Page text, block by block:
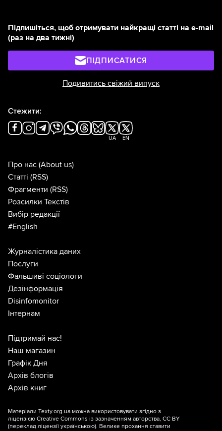
Підпишіться, щоб отримувати найкращі статті на e-mail
(раз на два тижні)
ПІДПИСАТИСЯ
Подивитись свіжий випуск
Стежити:
UA EN
Про нас (About us)
Статті (RSS)
Фрагменти (RSS)
Розсилки Текстів
Вибір редакції
#English
Журналістика даних
Послуги
Фальшиві соціологи
Дезінформація
Disinfomonitor
Інтернам
Підтримай нас!
Наш магазин
Графік Дня
Архів блогів
Архів книг
Матеріали Texty.org.ua можна використовувати згідно з
ліцензією Creative Commons із зазначенням авторства, CC BY
(переклад ліцензії українською). Велике прохання ставити